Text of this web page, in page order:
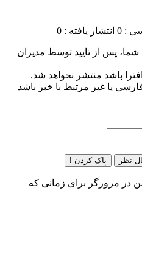
: 0 انتشار یافته : 0
پس از تایید توسط مدیران
باشد منتشر نخواهد شد.
یا غیر مرتبط با خبر باشد
نظر پاک کردن !
در مرورگر برای زمانی که